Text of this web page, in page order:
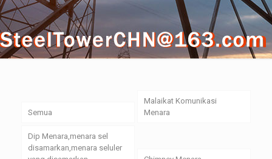
Semua
Malaikat Komunikasi
Menara
Dip Menara,menara sel
disamarkan,menara seluler